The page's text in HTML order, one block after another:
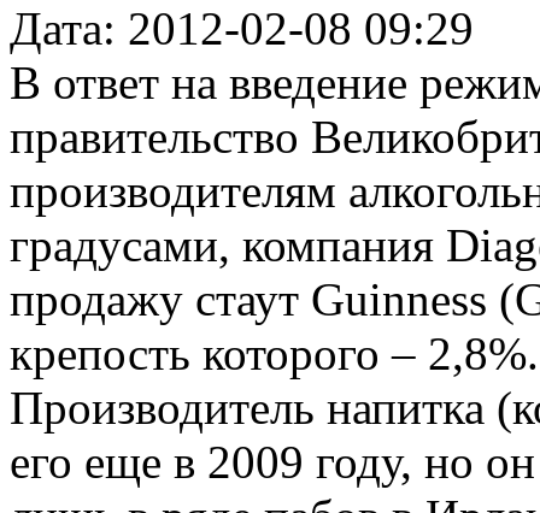
Дата: 2012-02-08 09:29
В ответ на введение
правительство
производителям
градусами, компания
продажу стаут Guinness
крепость которого – 2,8%.
Производитель напитка
его еще в 2009 году, но